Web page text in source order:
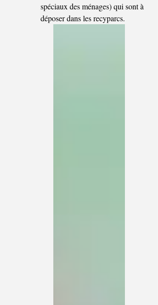
spéciaux des ménages) qui sont à
déposer dans les recyparcs.